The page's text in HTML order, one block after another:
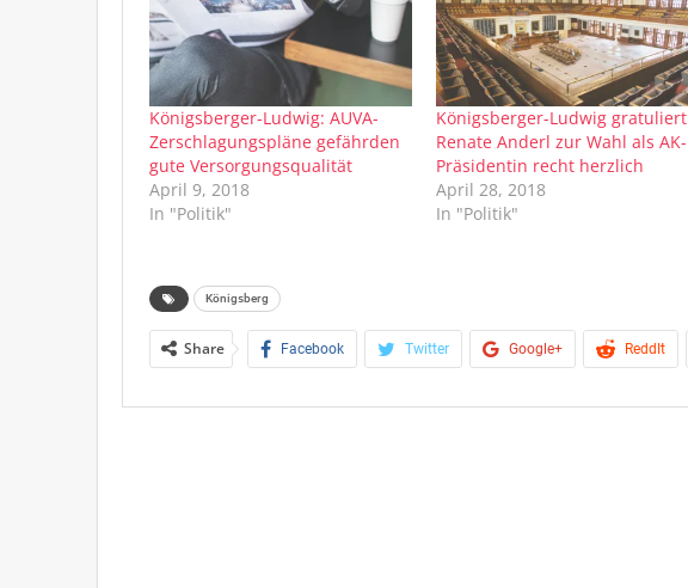
Königsberger-Ludwig: AUVA-
Zerschlagungspläne gefährden
gute Versorgungsqualität
April 9, 2018
In "Politik"
Königsberger-Ludwig gratuliert
Renate Anderl zur Wahl als AK-
Präsidentin recht herzlich
April 28, 2018
In "Politik"
Königsberg
Share Facebook Twitter Google+ ReddIt